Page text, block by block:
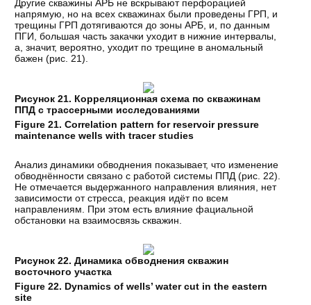
Другие скважины АРБ не вскрывают перфорацией
напрямую, но на всех скважинах были проведены ГРП, и
трещины ГРП дотягиваются до зоны АРБ, и, по данным
ПГИ, большая часть закачки уходит в нижние интервалы,
а, значит, вероятно, уходит по трещине в аномальный
бажен (рис. 21).
Рисунок 21. Корреляционная схема по скважинам
ППД с трассерными исследованиями
Figure 21. Correlation pattern for reservoir pressure
maintenance wells with tracer studies
Анализ динамики обводнения показывает, что изменение
обводнённости связано с работой системы ППД (рис. 22).
Не отмечается выдержанного направления влияния, нет
зависимости от стресса, реакция идёт по всем
направлениям. При этом есть влияние фациальной
обстановки на взаимосвязь скважин.
Рисунок 22. Динамика обводнения скважин
восточного участка
Figure 22. Dynamics of wells’ water cut in the eastern
site